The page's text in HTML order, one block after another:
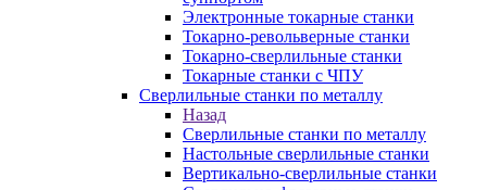
Электронные токарные станки
Токарно-револьверные станки
Токарно-сверлильные станки
Токарные станки с ЧПУ
Сверлильные станки по металлу
Назад
Сверлильные станки по металлу
Настольные сверлильные станки
Вертикально-сверлильные станки